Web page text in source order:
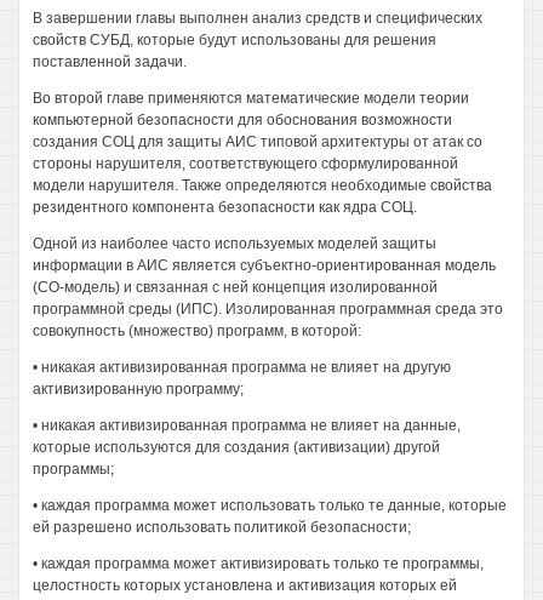
В завершении главы выполнен анализ средств и специфических
свойств СУБД, которые будут использованы для решения
поставленной задачи.
Во второй главе применяются математические модели теории
компьютерной безопасности для обоснования возможности
создания СОЦ для защиты АИС типовой архитектуры от атак со
стороны нарушителя, соответствующего сформулированной
модели нарушителя. Также определяются необходимые свойства
резидентного компонента безопасности как ядра СОЦ.
Одной из наиболее часто используемых моделей защиты
информации в АИС является субъектно-ориентированная модель
(СО-модель) и связанная с ней концепция изолированной
программной среды (ИПС). Изолированная программная среда это
совокупность (множество) программ, в которой:
• никакая активизированная программа не влияет на другую
активизированную программу;
• никакая активизированная программа не влияет на данные,
которые используются для создания (активизации) другой
программы;
• каждая программа может использовать только те данные, которые
ей разрешено использовать политикой безопасности;
• каждая программа может активизировать только те программы,
целостность которых установлена и активизация которых ей